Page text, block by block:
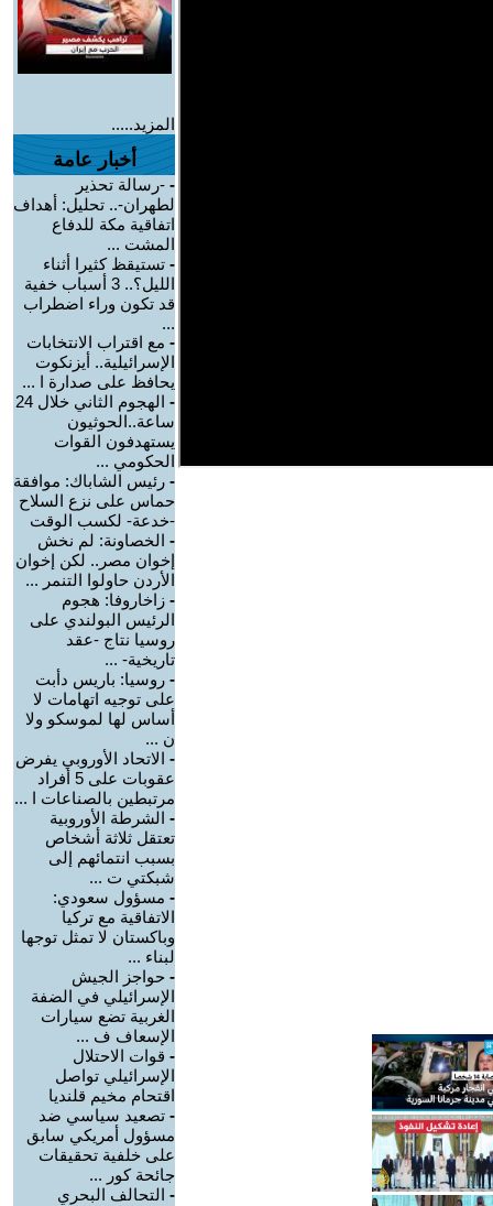
المزيد.....
أخبار عامة
- -رسالة تحذير
لطهران-.. تحليل: أهداف
اتفاقية مكة للدفاع
المشت ...
- تستيقظ كثيرا أثناء
الليل؟.. 3 أسباب خفية
قد تكون وراء اضطراب
...
- مع اقتراب الانتخابات
الإسرائيلية.. أيزنكوت
يحافظ على صدارة ا ...
-
الهجوم الثاني خلال 24
ساعة..الحوثيون
يستهدفون القوات
الحكومي ...
- رئيس الشاباك: موافقة
حماس على نزع السلاح
-خدعة- لكسب الوقت
- الخصاونة: لم نخش
إخوان مصر.. لكن إخوان
الأردن حاولوا التنمر ...
- زاخاروفا: هجوم
الرئيس البولندي على
روسيا نتاج -عقد
تاريخية- ...
- روسيا: باريس دأبت
على توجيه اتهامات لا
أساس لها لموسكو ولا
ن ...
- الاتحاد الأوروبي يفرض
عقوبات على 5 أفراد
مرتبطين بالصناعات ا ...
- الشرطة الأوروبية
تعتقل ثلاثة أشخاص
بسبب انتمائهم إلى
شبكتي ت ...
- مسؤول سعودي:
الاتفاقية مع تركيا
وباكستان لا تمثل توجها
لبناء ...
- حواجز الجيش
الإسرائيلي في الضفة
الغربية تضع سيارات
الإسعاف ف ...
- قوات الاحتلال
الإسرائيلي تواصل
اقتحام مخيم قلنديا
- تصعيد سياسي ضد
مسؤول أمريكي سابق
على خلفية تحقيقات
جائحة كور ...
- التحالف البحري